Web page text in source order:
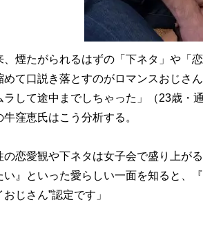
煙たがられるはずの「下ネタ」や「
めて口説き落とすのがロマンスおじさ
ラして途中までしちゃった」（23歳・
牛窪恵氏はこう分析する。
の恋愛観や下ネタは女子会で盛り上が
い』といった愛らしい一面を知ると、
おじさん”認定です」